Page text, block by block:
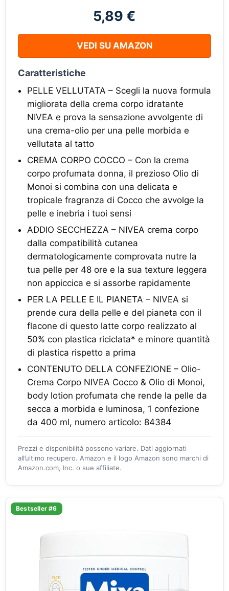
5,89 €
VEDI SU AMAZON
Caratteristiche
PELLE VELLUTATA – Scegli la nuova formula
migliorata della crema corpo idratante
NIVEA e prova la sensazione avvolgente di
una crema-olio per una pelle morbida e
vellutata al tatto
CREMA CORPO COCCO – Con la crema
corpo profumata donna, il prezioso Olio di
Monoi si combina con una delicata e
tropicale fragranza di Cocco che avvolge la
pelle e inebria i tuoi sensi
ADDIO SECCHEZZA – NIVEA crema corpo
dalla compatibilità cutanea
dermatologicamente comprovata nutre la
tua pelle per 48 ore e la sua texture leggera
non appiccica e si assorbe rapidamente
PER LA PELLE E IL PIANETA – NIVEA si
prende cura della pelle e del pianeta con il
flacone di questo latte corpo realizzato al
50% con plastica riciclata* e minore quantità
di plastica rispetto a prima
CONTENUTO DELLA CONFEZIONE – Olio-
Crema Corpo NIVEA Cocco & Olio di Monoi,
body lotion profumata che rende la pelle da
secca a morbida e luminosa, 1 confezione
da 400 ml, numero articolo: 84384
Prezzi e disponibilità possono variare. Dati aggiornati
all’ultimo recupero. Amazon e il logo Amazon sono marchi di
Amazon.com, Inc. o sue affiliate.
Bestseller #6